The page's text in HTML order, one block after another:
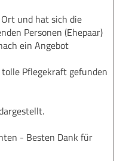
und hat sich die
Personen (Ehepaar)
ein Angebot
Pflegekraft gefunden
- Besten Dank für